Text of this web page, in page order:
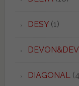
DESY(1)
DIAGONAL